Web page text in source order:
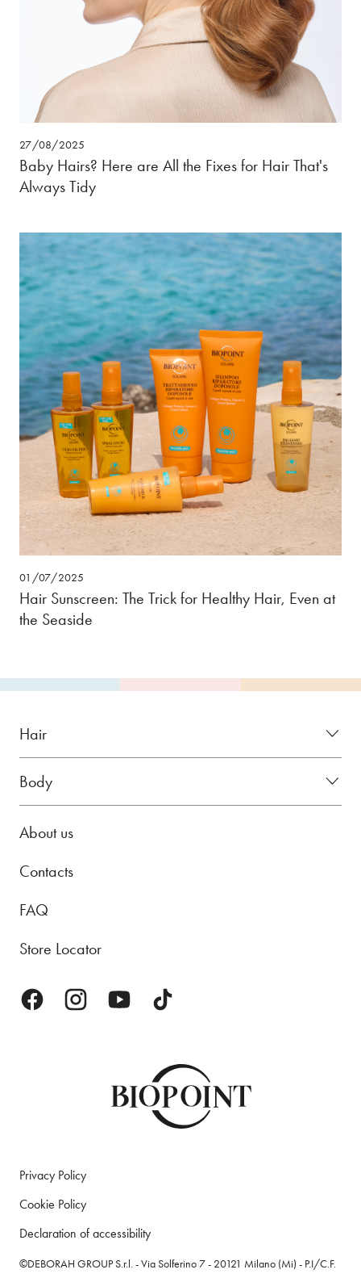
27/08/2025
Baby Hairs? Here are All the Fixes for Hair That's
Always Tidy
01/07/2025
Hair Sunscreen: The Trick for Healthy Hair, Even at
the Seaside
Hair
Body
About us
Contacts
FAQ
Store Locator
Privacy Policy
Cookie Policy
Declaration of accessibility
©DEBORAH GROUP S.r.l. - Via Solferino 7 - 20121 Milano (Mi) - P.I/C.F.